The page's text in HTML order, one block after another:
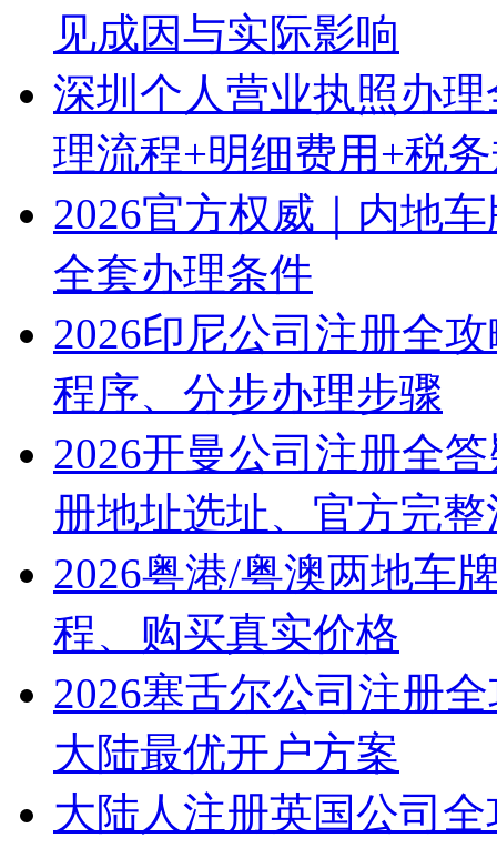
见成因与实际影响
深圳个人营业执照办
理流程+明细费用+税
2026官方权威｜内地
全套办理条件
2026印尼公司注册全
程序、分步办理步骤
2026开曼公司注册全
册地址选址、官方完
2026粤港/粤澳两地车
程、购买真实价格
2026塞舌尔公司注册
大陆最优开户方案
大陆人注册英国公司